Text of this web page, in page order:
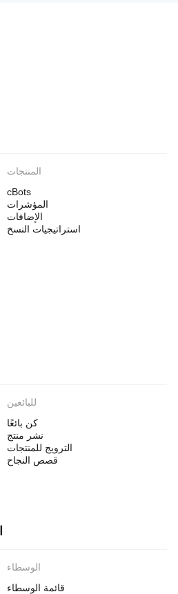
المنتجات
cBots
المؤشرات
الإضافات
استراتيجيات النسخ
للبائعين
كن بائعًا
نشر منتج
الترويج للمنتجات
قصص النجاح
الوسطاء
قائمة الوسطاء